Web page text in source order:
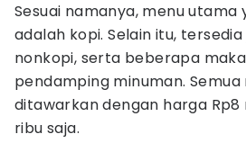
Sesuai namanya, menu utama
adalah kopi. Selain itu,
nonkopi, serta beberapa
pendamping minuman. Semua
ditawarkan dengan harga Rp8
ribu saja.